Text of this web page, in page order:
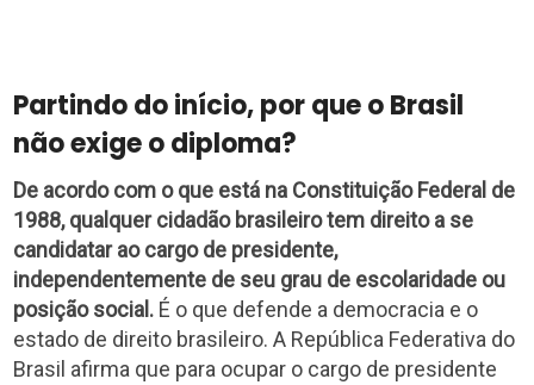
Partindo do início, por que o Brasil
não exige o diploma?
De acordo com o que está na Constituição Federal de
1988, qualquer cidadão brasileiro tem direito a se
candidatar ao cargo de presidente,
independentemente de seu grau de escolaridade ou
posição social. É o que defende a democracia e o
estado de direito brasileiro. A República Federativa do
Brasil afirma que para ocupar o cargo de presidente